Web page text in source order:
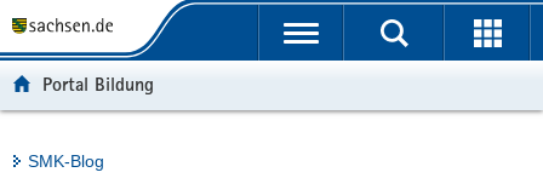
tu
e
v
Portalübergreifende
Portal Bildung
Hauptinhalt
SMK-Blog